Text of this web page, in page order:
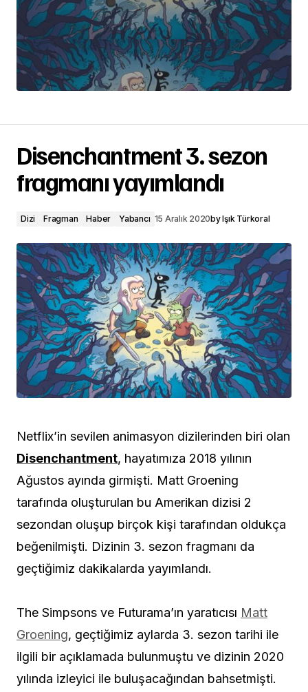
Disenchantment 3. sezon
fragmanı yayımlandı
Dizi Fragman Haber Yabancı 15 Aralık 2020byIşık Türkoral
Netflix’in sevilen animasyon dizilerinden biri olan
Disenchantment, hayatımıza 2018 yılının
Ağustos ayında girmişti. Matt Groening
tarafında oluşturulan bu Amerikan dizisi 2
sezondan oluşup birçok kişi tarafından oldukça
beğenilmişti. Dizinin 3. sezon fragmanı da
geçtiğimiz dakikalarda yayımlandı.
The Simpsons ve Futurama’ın yaratıcısı Matt
Groening, geçtiğimiz aylarda 3. sezon tarihi ile
ilgili bir açıklamada bulunmuştu ve dizinin 2020
yılında izleyici ile buluşacağından bahsetmişti.